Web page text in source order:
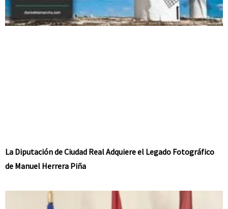
La Diputación de Ciudad Real Adquiere el Legado Fotográfico
de Manuel Herrera Piña